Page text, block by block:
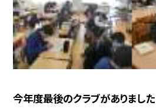
今年度最後のクラブがありました